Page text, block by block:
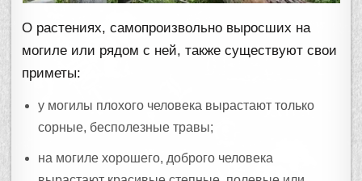
О растениях, самопроизвольно выросших на
могиле или рядом с ней, также существуют свои
приметы:
у могилы плохого человека вырастают только
сорные, бесполезные травы;
на могиле хорошего, доброго человека